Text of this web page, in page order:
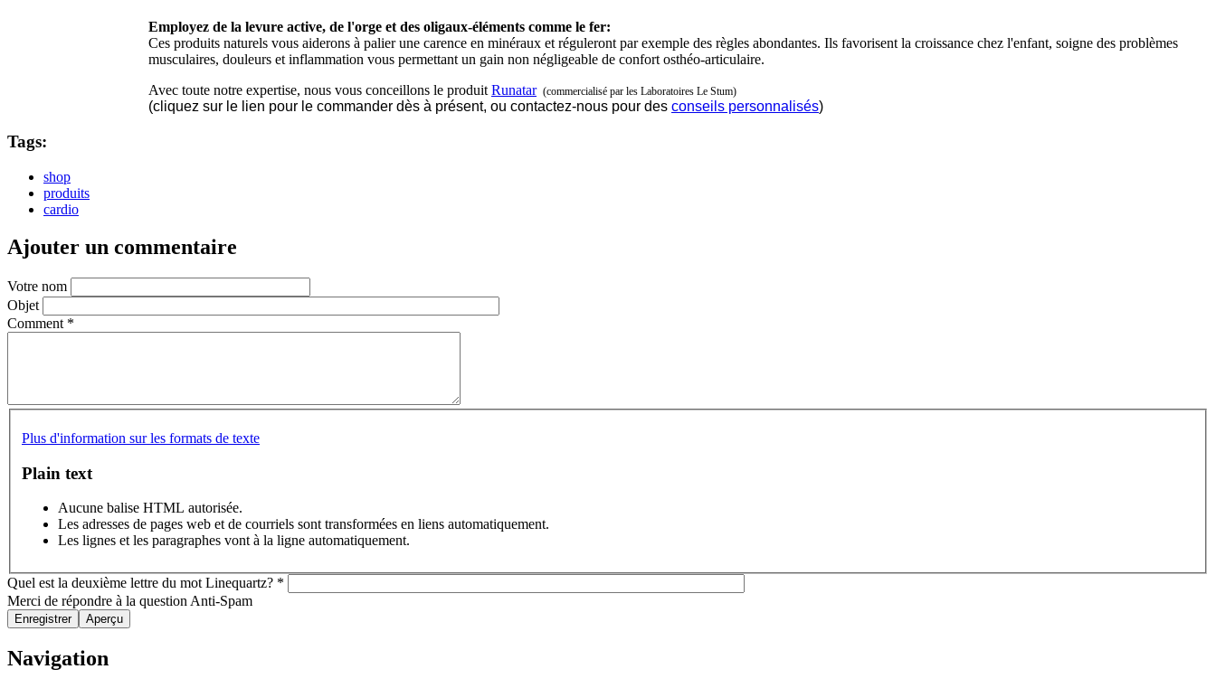
Employez de la levure active, de l'orge et des oligaux-éléments comme le fer:
Ces produits naturels vous aiderons à palier une carence en minéraux et réguleront par exemple des règles abondantes. Ils favorisent la croissance chez l'enfant, soigne des problèmes
musculaires, douleurs et inflammation vous permettant un gain non négligeable de confort osthéo-articulaire.
Avec toute notre expertise, nous vous conceillons le produit Runatar (commercialisé par les Laboratoires Le Stum)
(cliquez sur le lien pour le commander dès à présent, ou contactez-nous pour des conseils personnalisés)
Tags:
shop
produits
cardio
Ajouter un commentaire
Votre nom
Objet
Comment *
Plus d'information sur les formats de texte
Plain text
Aucune balise HTML autorisée.
Les adresses de pages web et de courriels sont transformées en liens automatiquement.
Les lignes et les paragraphes vont à la ligne automatiquement.
Quel est la deuxième lettre du mot Linequartz? *
Merci de répondre à la question Anti-Spam
Navigation